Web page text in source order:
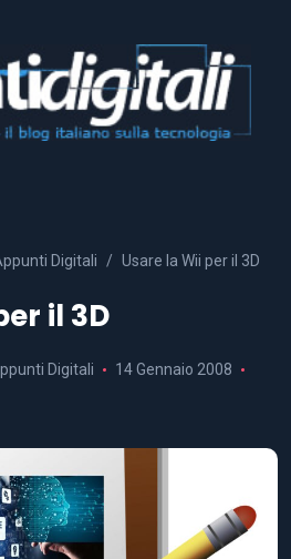
Digitali Usare la Wii per il 3D
il 3D
Digitali
14 Gennaio 2008